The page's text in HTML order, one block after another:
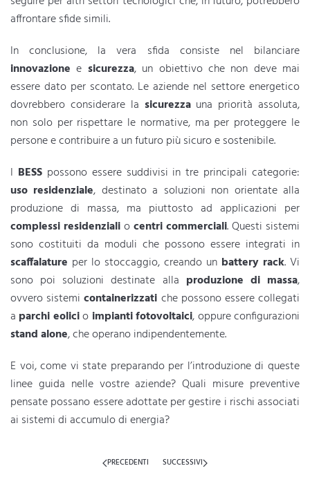
affrontare sfide simili.
In conclusione, la vera sfida consiste nel bilanciare
innovazione e sicurezza, un obiettivo che non deve mai
essere dato per scontato. Le aziende nel settore energetico
dovrebbero considerare la sicurezzauna priorità assoluta,
non solo per rispettare le normative, ma per proteggere le
persone e contribuire a un futuro più sicuro e sostenibile.
I BESSpossono essere suddivisi in tre principali categorie:
uso residenziale, destinato a soluzioni non orientate alla
produzione di massa, ma piuttosto ad applicazioni per
complessi residenzialiocentri commerciali. Questi sistemi
sono costituiti da moduli che possono essere integrati in
scaffalature per lo stoccaggio, creando un battery rack. Vi
sono poi soluzioni destinate alla produzione di massa,
ovvero sistemicontainerizzati che possono essere collegati
a parchi eolicio impianti fotovoltaici, oppure configurazioni
stand alone, che operano indipendentemente.
E voi, come vi state preparando per l’introduzione di queste
linee guida nelle vostre aziende? Quali misure preventive
pensate possano essere adottate per gestire i rischi associati
ai sistemi di accumulo di energia?
PRECEDENTI SUCCESSIVI